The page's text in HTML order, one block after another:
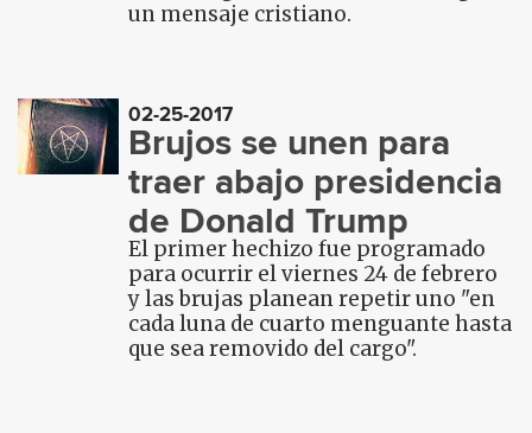
un mensaje cristiano.
02-25-2017
Brujos se unen para
traer abajo presidencia
de Donald Trump
El primer hechizo fue programado
para ocurrir el viernes 24 de febrero
y las brujas planean repetir uno "en
cada luna de cuarto menguante hasta
que sea removido del cargo".